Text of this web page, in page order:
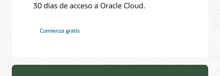
30 días de acceso a Oracle Cloud.
Comienza gratis